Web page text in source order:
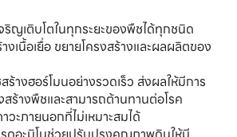
ริญเติบโตในทุกระยะของพืชได้ทุกชนิด
งเนื้อเยื่อ ขยายโครงสร้างและผลผลิตของ
ร้างฮอร์โมนอย่างรวดเร็ว ส่งผลให้มีการ
ร้างพืชและสามารถต้านทานต่อโรค
วะภายนอกที่ไม่เหมาะสมได้